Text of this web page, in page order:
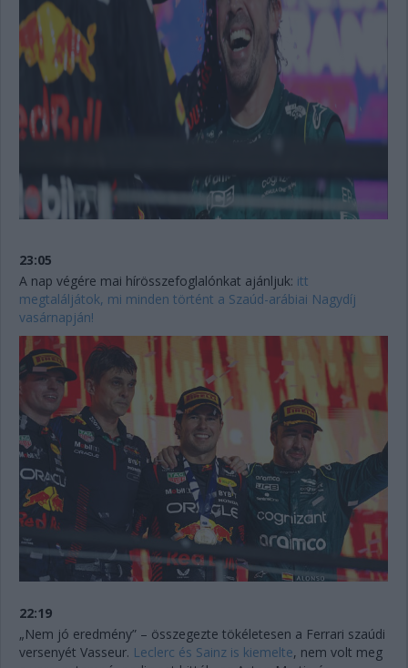
23:05
A nap végére mai hírösszefoglalónkat ajánljuk: itt
megtaláljátok, mi minden történt a Szaúd-arábiai Nagydíj
vasárnapján!
22:19
„Nem jó eredmény” – összegezte tökéletesen a Ferrari szaúdi
versenyét Vasseur. Leclerc és Sainz is kiemelte, nem volt meg